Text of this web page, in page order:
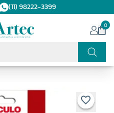
(11) 98222-3399
0